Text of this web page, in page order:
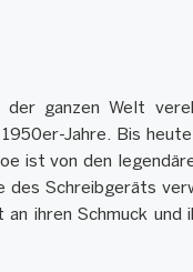
der ganzen Welt
Jahre. Bis
ist von den
des Schreibgeräts
ihren Schmuck und